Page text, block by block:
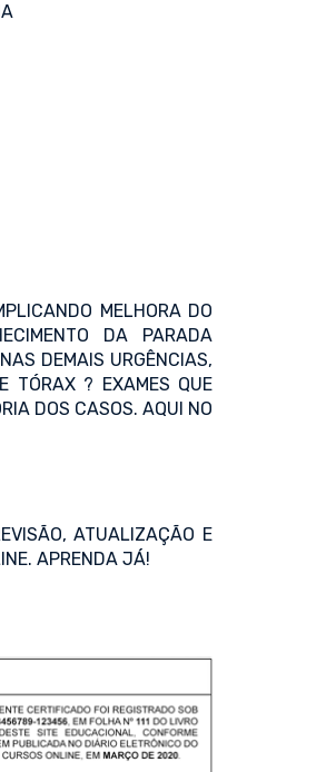
MELHORA DO
DA PARADA
DEMAIS URGÊNCIAS,
TÓRAX ? EXAMES QUE
DOS CASOS. AQUI NO
ATUALIZAÇÃO E
APRENDA JÁ!